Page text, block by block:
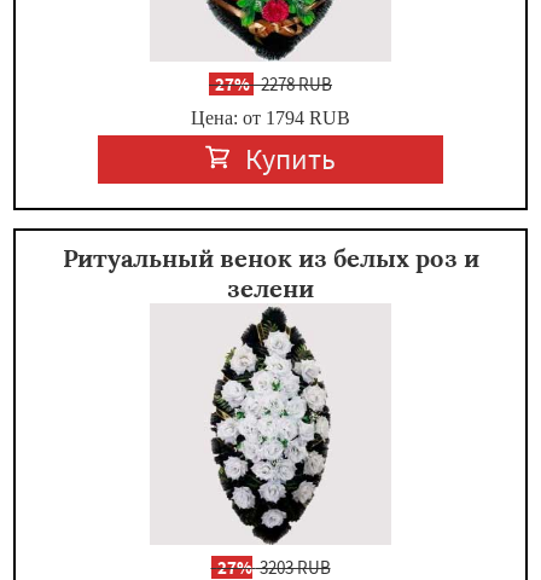
-27%2278 RUB
Цена: от 1794 RUB
Купить
Ритуальный венок из белых роз и
зелени
-27%3203 RUB